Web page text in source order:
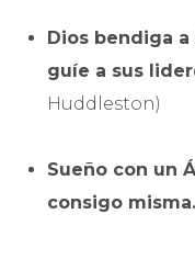
Dios bendiga
guíe a sus
Huddleston)
Sueño con un
consigo misma.